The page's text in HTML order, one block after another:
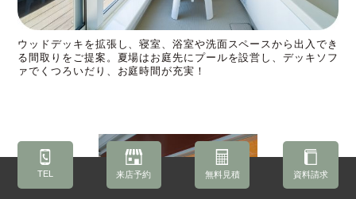
ウッドデッキを拡張し、寝室、浴室や洗面スペースから出入でき
る間取りをご提案。夏場はお庭先にプールを設営し、デッキソフ
ァでくつろいだり、お庭時間が充実！
TEL 来店予約 無料見積 資料請求